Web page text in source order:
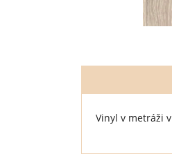
Vinyl v metráži